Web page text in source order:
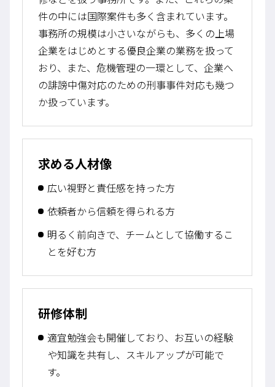
件の中には国際案件も多く含まれています。
事務所の規模は小さいながらも、多くの上場
企業をはじめとする優良企業の業務を扱って
おり、また、危機管理の一環として、企業へ
の誹謗中傷対応のための刑事事件対応も幾つ
か扱っています。
求める人材像
広い視野と責任感を持った方
依頼者から信頼を得られる方
明るく前向きで、チームとして協働するこ
とを好む方
研修体制
適宜勉強会も開催しており、お互いの経験
や知識を共有し、スキルアップが可能で
す。